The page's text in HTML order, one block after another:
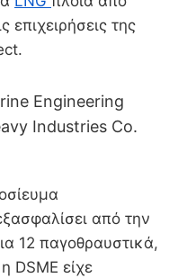
επιχειρήσεις της
Engineering
Industries Co.
από την
12 παγοθραυστικά,
DSME είχε